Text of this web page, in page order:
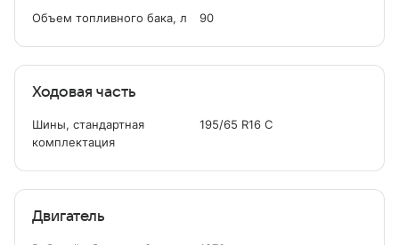
Объем топливного бака, л 90
Ходовая часть
Шины, стандартная
комплектация
195/65 R16 C
Двигатель